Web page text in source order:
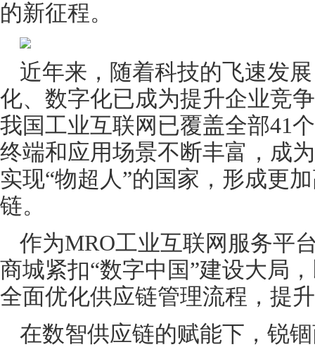
的新征程。
近年来，随着科技的飞速发
化、数字化已成为提升企业竞
我国工业互联网已覆盖全部41
终端和应用场景不断丰富，成
实现“物超人”的国家，形成更
链。
作为MRO工业互联网服务平
商城紧扣“数字中国”建设大局
全面优化供应链管理流程，提
在数智供应链的赋能下，锐